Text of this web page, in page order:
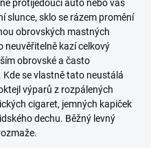
protijedoucí auto nebo vás
slunce, sklo se rázem promění
obrovských mastných
neuvěřitelně kazí celkový
obrovské a často
se vlastně tato neustálá
výparů z rozpálených
cigaret, jemných kapiček
dechu. Běžný levný